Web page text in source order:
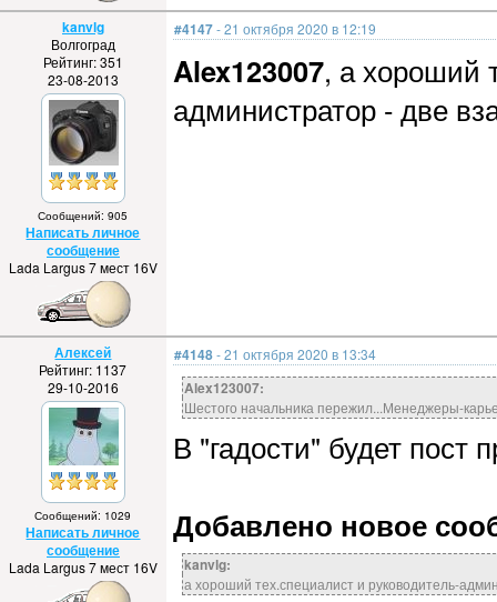
kanvlg
Волгоград
Рейтинг: 351
23-08-2013
Сообщений: 905
Написать личное
сообщение
Lada Largus 7 мест 16V
#4147- 21 октября 2020 в 12:19
Alex123007, а хороший
администратор - две
Алексей
Рейтинг: 1137
29-10-2016
Сообщений: 1029
Написать личное
сообщение
Lada Largus 7 мест 16V
#4148- 21 октября 2020 в 13:34
Alex123007:
Шестого начальника пережил...Менеджеры-
В "гадости" будет пост
Добавлено новое
kanvlg:
а хороший тех.специалист и руководитель-